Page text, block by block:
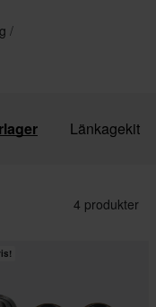
Länkagekit
4 produkter